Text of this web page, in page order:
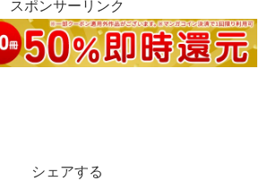
スポンサーリンク
シェアする